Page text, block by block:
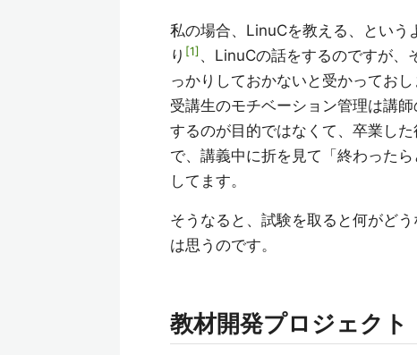
私の場合、LinuCを教える、という
り 1 、LinuCの話をするのですが、
っかりしておかないと受かっておし
受講生のモチベーション管理は講
するのが目的ではなくて、卒業し
で、講義中に折を見て「終わった
してます。
そうなると、試験を取ると何がど
は思うのです。
教材開発プロジェクト